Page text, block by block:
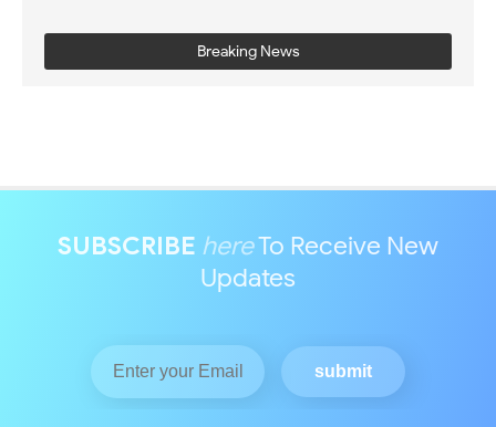
Breaking News
SUBSCRIBE hereTo Receive New
Updates